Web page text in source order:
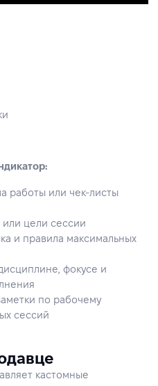
работы или чек-листы
цели сессии
и правила максимальных
фокусе и
по рабочему
сессий
кастомные